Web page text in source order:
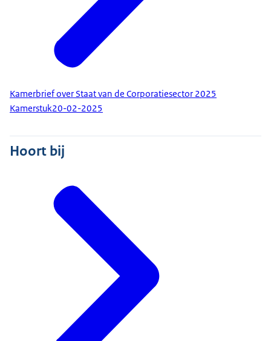
Kamerbrief over Staat van de Corporatiesector 2025
Kamerstuk20-02-2025
Hoort bij